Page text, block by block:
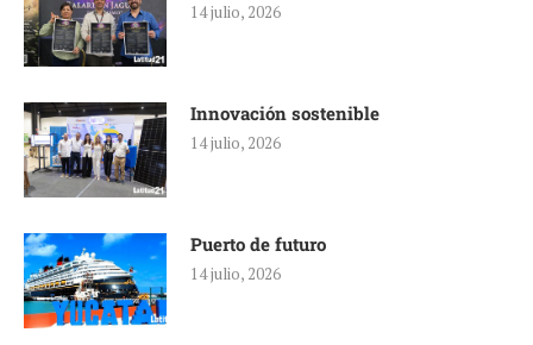
14 julio, 2026
Innovación sostenible
14 julio, 2026
Puerto de futuro
14 julio, 2026